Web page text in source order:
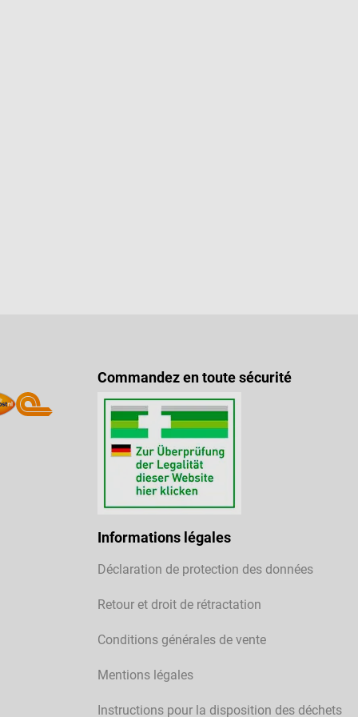
Commandez en toute sécurité
Informations légales
Déclaration de protection des données
Retour et droit de rétractation
Conditions générales de vente
Mentions légales
Instructions pour la disposition des déchets